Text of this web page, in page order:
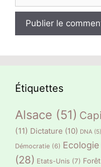
Étiquettes
Alsace (51)
(11) Dictature (10) DNA (5)
Démocratie (6) Ecologie
(28) Etats-Unis (7)